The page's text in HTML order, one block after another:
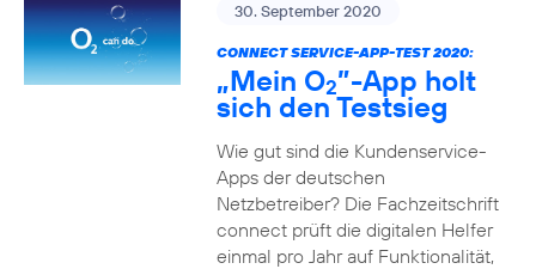
30. September 2020
CONNECT SERVICE-APP-TEST 2020:
„Mein O2”-App holt
sich den Testsieg
Wie gut sind die Kundenservice-
Apps der deutschen
Netzbetreiber? Die Fachzeitschrift
connect prüft die digitalen Helfer
einmal pro Jahr auf Funktionalität,